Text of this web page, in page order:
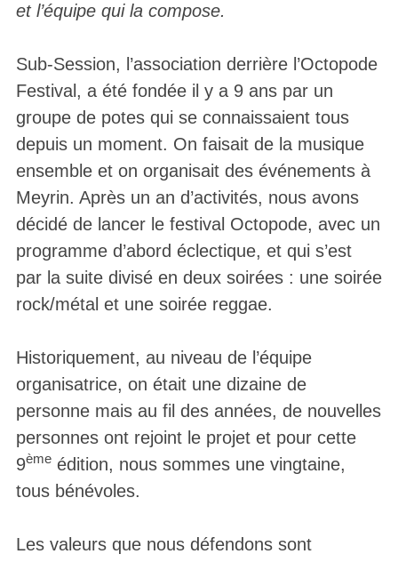
et l’équipe qui la compose.
Sub-Session, l’association derrière l’Octopode
Festival, a été fondée il y a 9 ans par un
groupe de potes qui se connaissaient tous
depuis un moment. On faisait de la musique
ensemble et on organisait des événements à
Meyrin. Après un an d’activités, nous avons
décidé de lancer le festival Octopode, avec un
programme d’abord éclectique, et qui s’est
par la suite divisé en deux soirées : une soirée
rock/métal et une soirée reggae.
Historiquement, au niveau de l’équipe
organisatrice, on était une dizaine de
personne mais au fil des années, de nouvelles
personnes ont rejoint le projet et pour cette
9èmeédition, nous sommes une vingtaine,
tous bénévoles.
Les valeurs que nous défendons sont